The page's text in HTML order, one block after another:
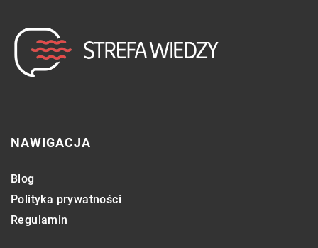
NAWIGACJA
Blog
Polityka prywatności
Regulamin